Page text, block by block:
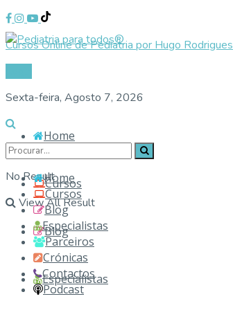
Cursos Online de Pediatria por Hugo Rodrigues
Sexta-feira, Agosto 7, 2026
No Result
View All Result
Home
Cursos
Blog
Especialistas
Home
Cursos
Blog
Especialistas
Parceiros
Crónicas
Contactos
Podcast